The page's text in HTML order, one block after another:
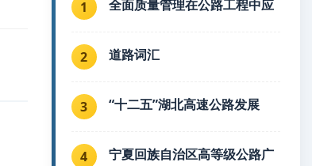
1 全面质量管理在公路工程中应
2 道路词汇
3 “十二五”湖北高速公路发展
4 宁夏回族自治区高等级公路广